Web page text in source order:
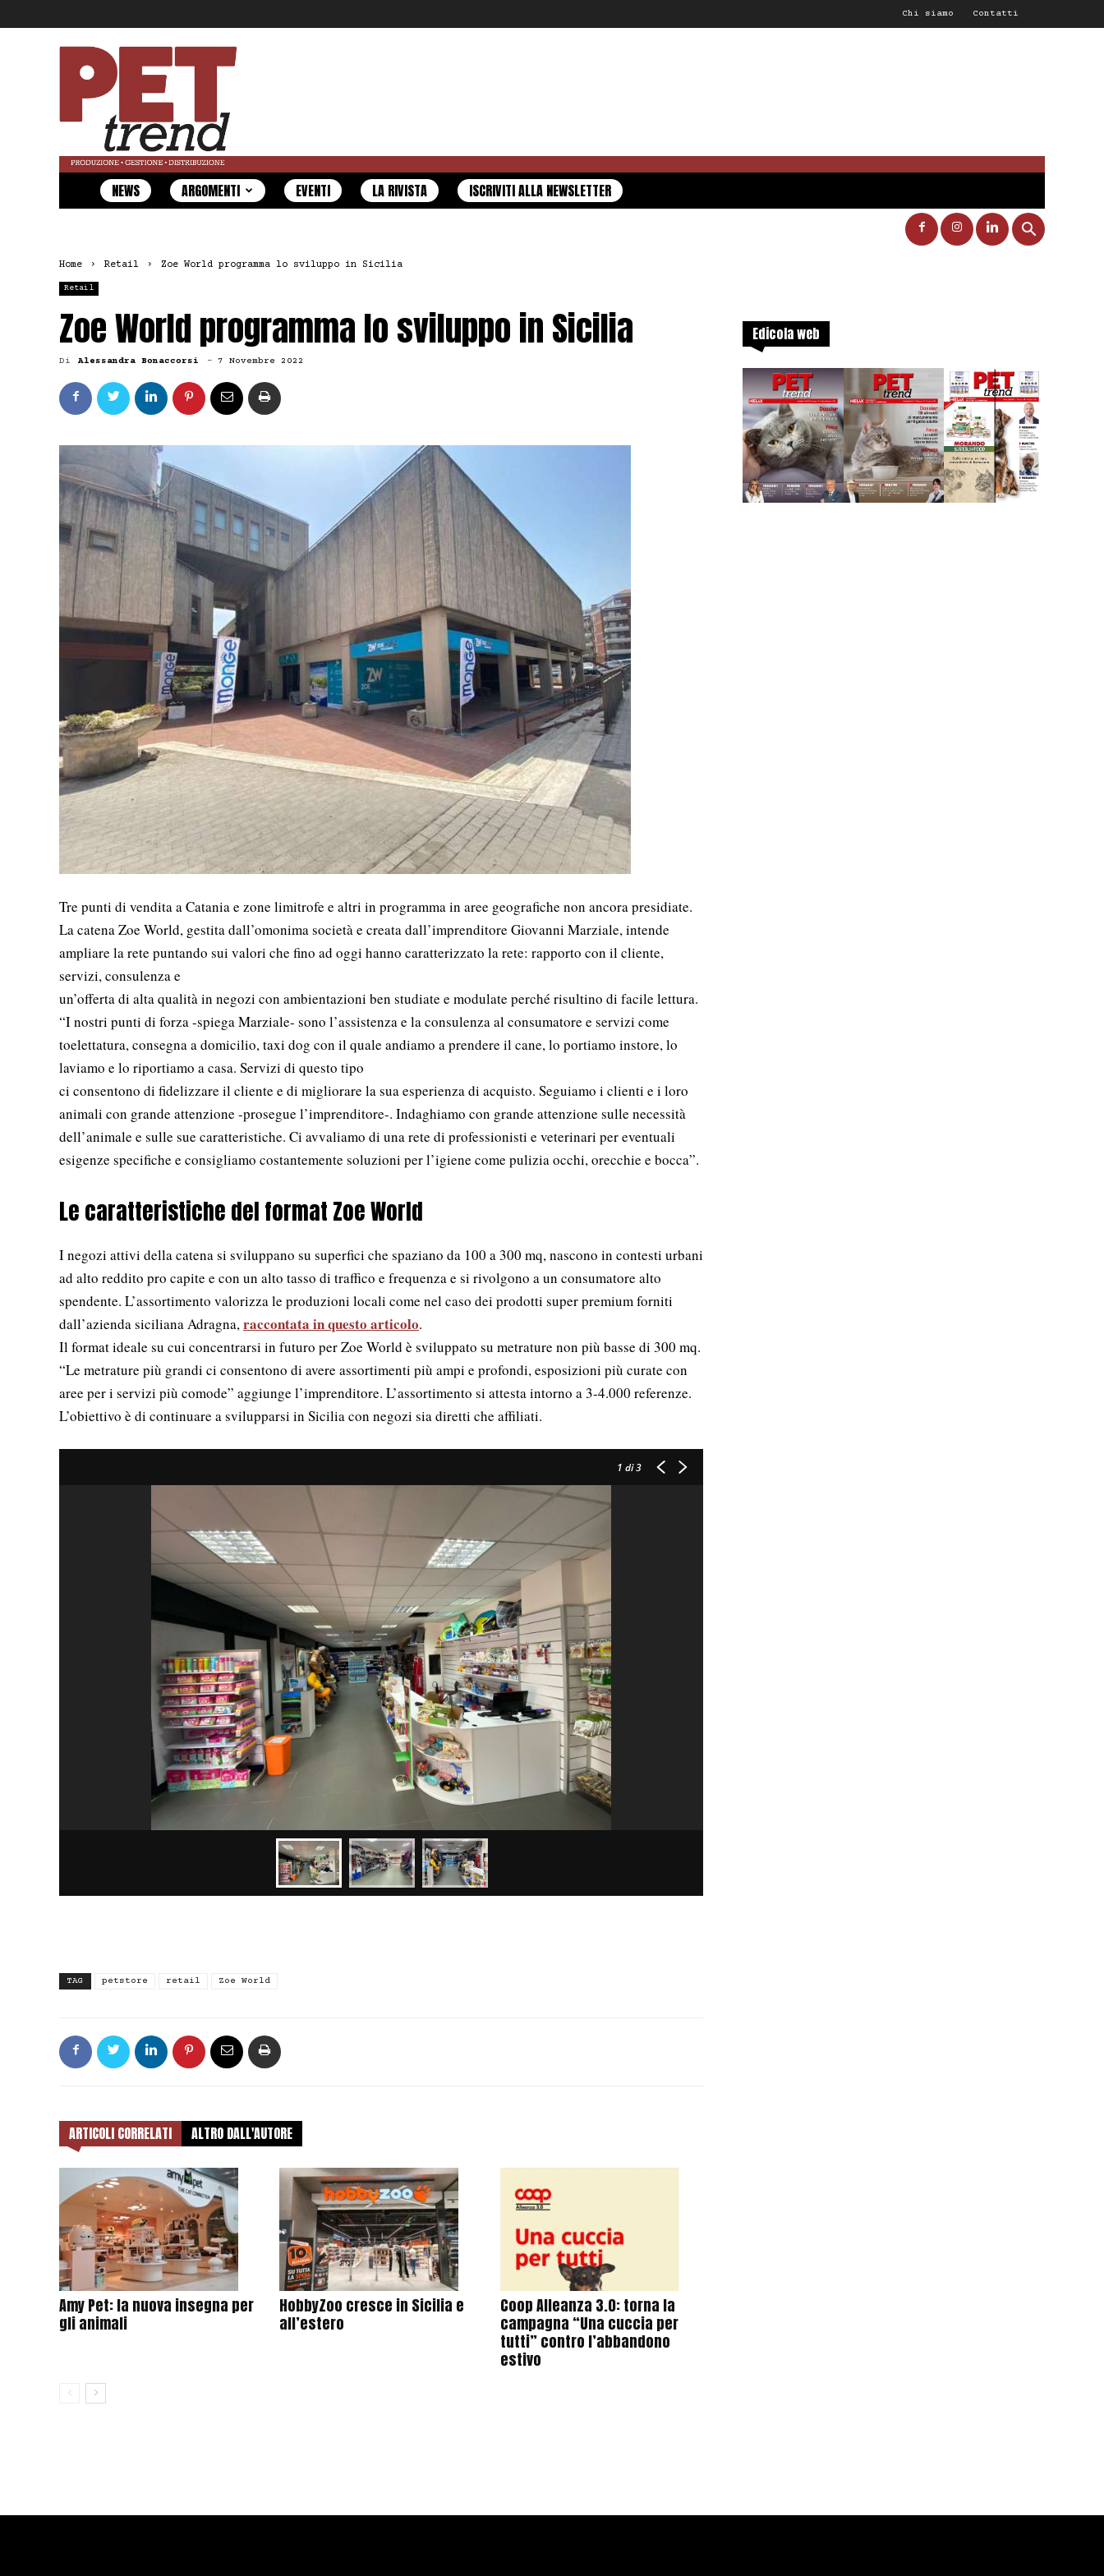
Chi siamo Contatti
Pet
Trend
NEWS ARGOMENTI EVENTI LA RIVISTA ISCRIVITI ALLA NEWSLETTER
Home Retail Zoe World programma lo sviluppo in Sicilia
Retail
Zoe World programma lo sviluppo in Sicilia
Di Alessandra Bonaccorsi - 7 Novembre 2022
Tre punti di vendita a Catania e zone limitrofe e altri in programma in aree geografiche non ancora presidiate.
La catena Zoe World, gestita dall’omonima società e creata dall’imprenditore Giovanni Marziale, intende
ampliare la rete puntando sui valori che fino ad oggi hanno caratterizzato la rete: rapporto con il cliente,
servizi, consulenza e
un’offerta di alta qualità in negozi con ambientazioni ben studiate e modulate perché risultino di facile lettura.
“I nostri punti di forza -spiega Marziale- sono l’assistenza e la consulenza al consumatore e servizi come
toelettatura, consegna a domicilio, taxi dog con il quale andiamo a prendere il cane, lo portiamo instore, lo
laviamo e lo riportiamo a casa. Servizi di questo tipo
ci consentono di fidelizzare il cliente e di migliorare la sua esperienza di acquisto. Seguiamo i clienti e i loro
animali con grande attenzione -prosegue l’imprenditore-. Indaghiamo con grande attenzione sulle necessità
dell’animale e sulle sue caratteristiche. Ci avvaliamo di una rete di professionisti e veterinari per eventuali
esigenze specifiche e consigliamo costantemente soluzioni per l’igiene come pulizia occhi, orecchie e bocca”.
Le caratteristiche del format Zoe World
I negozi attivi della catena si sviluppano su superfici che spaziano da 100 a 300 mq, nascono in contesti urbani
ad alto reddito pro capite e con un alto tasso di traffico e frequenza e si rivolgono a un consumatore alto
spendente. L’assortimento valorizza le produzioni locali come nel caso dei prodotti super premium forniti
dall’azienda siciliana Adragna,raccontata in questo articolo.
Il format ideale su cui concentrarsi in futuro per Zoe World è sviluppato su metrature non più basse di 300 mq.
“Le metrature più grandi ci consentono di avere assortimenti più ampi e profondi, esposizioni più curate con
aree per i servizi più comode” aggiunge l’imprenditore. L’assortimento si attesta intorno a 3-4.000 referenze.
L’obiettivo è di continuare a svilupparsi in Sicilia con negozi sia diretti che affiliati.
1 di 3
TAG petstore retail Zoe World
ARTICOLI CORRELATI ALTRO DALL'AUTORE
Amy Pet: la nuova insegna per
gli animali
HobbyZoo cresce in Sicilia e
all’estero
Coop Alleanza 3.0: torna la
campagna “Una cuccia per
tutti” contro l’abbandono
estivo
Edicola web